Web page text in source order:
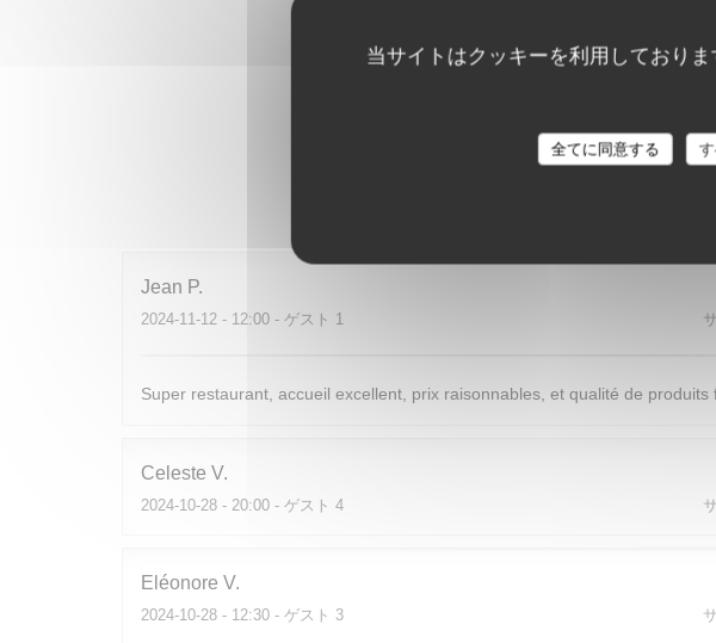
当サイトはクッキーを利用しており
全てに同意する
Jean P
2024-11-12 - 12:00 - ゲスト 1
Super restaurant, accueil excellent, prix raisonnables, et qualité de
Celeste V
2024-10-28 - 20:00 - ゲスト 4
Eléonore V
2024-10-28 - 12:30 - ゲスト 3